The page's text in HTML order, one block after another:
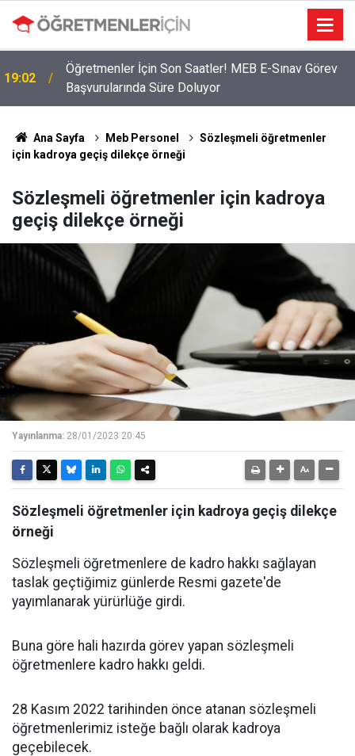
19:02
Öğretmenler İçin Son Saatler! MEB E-Sınav Görev
Başvurularında Süre Doluyor
Ana Sayfa Meb Personel
Sözleşmeli öğretmenler
için kadroya geçiş dilekçe örneği
Sözleşmeli öğretmenler için kadroya
geçiş dilekçe örneği
Yayınlanma: 28/01/2023 20:45
Sözleşmeli öğretmenler için kadroya geçiş dilekçe
örneği
Sözleşmeli öğretmenlere de kadro hakkı sağlayan
taslak geçtiğimiz günlerde Resmi gazete'de
yayımlanarak yürürlüğe girdi.
Buna göre hali hazırda görev yapan sözleşmeli
öğretmenlere kadro hakkı geldi.
28 Kasım 2022 tarihinden önce atanan sözleşmeli
öğretmenlerimiz isteğe bağlı olarak kadroya
geçebilecek.